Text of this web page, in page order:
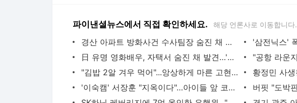
파이낸셜뉴스에서 직접 확인하세요. 해당 언론사로 이동합니다.
경산 아파트 방화사건 수사팀장 숨진 채 발견…사망 경위 조사
日 유명 영화배우, 자택서 숨진 채 발견…'마약투약 혐의'
"김밥 2알 겨우 먹어"...앙상하게 마른 고현정, 다이어트 아닌 '음식 공포증' 고백 [헬스톡]
'이숙캠' 서장훈 "지옥이다"…아이들 앞 코인 부부 갈등에 분노 [RE:TV]